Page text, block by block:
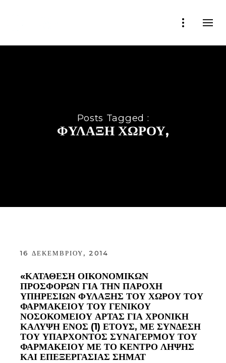
Posts Tagged :
ΦΥΛΑΞΗ ΧΩΡΟΥ,
16 ΔΕΚΕΜΒΡΊΟΥ, 2014
«ΚΑΤΑΘΕΣΗ ΟΙΚΟΝΟΜΙΚΩΝ
ΠΡΟΣΦΟΡΩΝ ΓΙΑ ΤΗΝ ΠΑΡΟΧΗ
ΥΠΗΡΕΣΙΩΝ ΦΥΛΑΞΗΣ ΤΟΥ ΧΩΡΟΥ ΤΟΥ
ΦΑΡΜΑΚΕΙΟΥ ΤΟΥ ΓΕΝΙΚΟΥ
ΝΟΣΟΚΟΜΕΙΟΥ ΑΡΤΑΣ ΓΙΑ ΧΡΟΝΙΚΗ
ΚΑΛΥΨΗ ΕΝΟΣ (1) ΕΤΟΥΣ, ΜΕ ΣΥΝΔΕΣΗ
ΤΟΥ ΥΠΑΡΧΟΝΤΟΣ ΣΥΝΑΓΕΡΜΟΥ ΤΟΥ
ΦΑΡΜΑΚΕΙΟΥ ΜΕ ΤΟ ΚΕΝΤΡΟ ΛΗΨΗΣ
ΚΑΙ ΕΠΕΞΕΡΓΑΣΙΑΣ ΣΗΜΑΤ